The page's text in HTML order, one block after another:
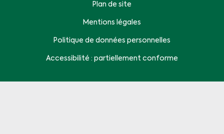
Plan de site
Mentions légales
Politique de données personnelles
Accessibilité : partiellement conforme